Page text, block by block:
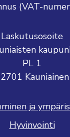
(VAT-
Laskutusosoite
PL 1
Kauniainen
ja
Hyvinvointi